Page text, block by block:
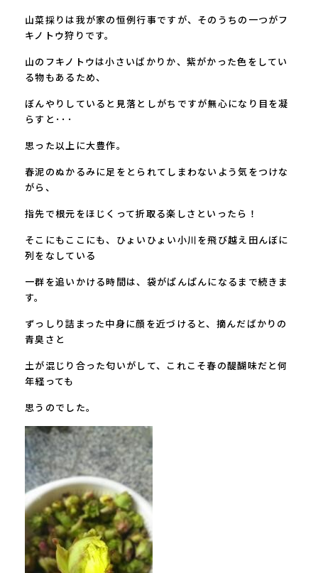
山菜採りは我が家の恒例行事ですが、そのうちの一つがフ
キノトウ狩りです。
山のフキノトウは小さいばかりか、紫がかった色をしてい
る物もあるため、
ぼんやりしていると見落としがちですが無心になり目を凝
らすと･･･
思った以上に大豊作。
春泥のぬかるみに足をとられてしまわないよう気をつけな
がら、
指先で根元をほじくって折取る楽しさといったら！
そこにもここにも、ひょいひょい小川を飛び越え田んぼに
列をなしている
一群を追いかける時間は、袋がぱんぱんになるまで続きま
す。
ずっしり詰まった中身に顔を近づけると、摘んだばかりの
青臭さと
土が混じり合った匂いがして、これこそ春の醍醐味だと何
年経っても
思うのでした。